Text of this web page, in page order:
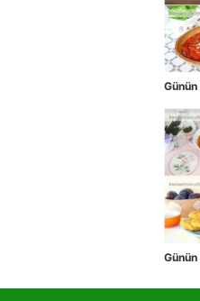
Günün